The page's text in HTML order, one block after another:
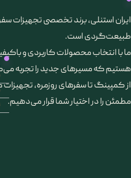
​ایران استنلی، برند تخصصی تجهیزات
طبیعت‌گردی است.
ما با انتخاب محصولات کاربردی و
هستیم که مسیرهای جدید را تجربه
از کمپینگ تا سفرهای روزمره،
مطمئن را در اختیار شما قرار می‌دهیم.